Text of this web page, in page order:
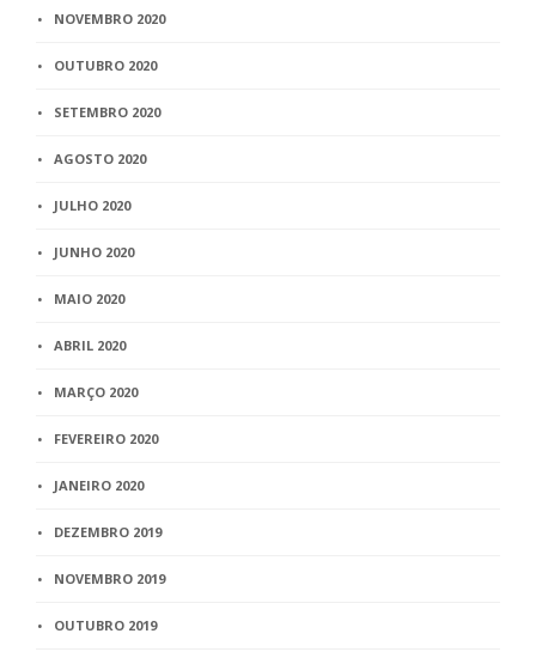
NOVEMBRO 2020
OUTUBRO 2020
SETEMBRO 2020
AGOSTO 2020
JULHO 2020
JUNHO 2020
MAIO 2020
ABRIL 2020
MARÇO 2020
FEVEREIRO 2020
JANEIRO 2020
DEZEMBRO 2019
NOVEMBRO 2019
OUTUBRO 2019